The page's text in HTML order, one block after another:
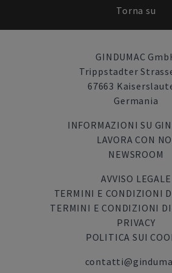
Torna su
GINDUMAC
Trippstadter
67663
Germania
INFORMAZIONI SU
LAVORA CON
NEWSROOM
AVVISO LEGALE
TERMINI E CONDIZIONI
TERMINI E CONDIZIONI
PRIVACY
POLITICA SUI